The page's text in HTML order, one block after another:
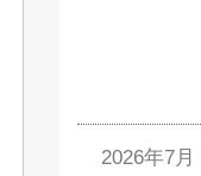
2026年7月